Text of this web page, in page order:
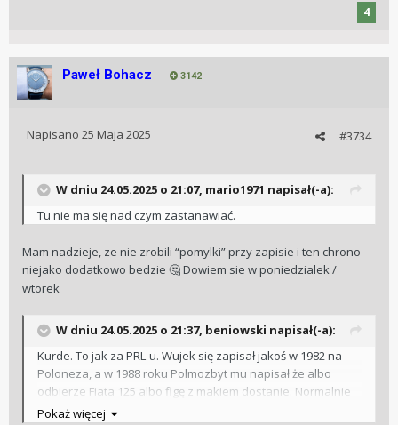
4
Paweł Bohacz 3142
#3734
Napisano 25 Maja 2025
W dniu 24.05.2025 o 21:07, mario1971 napisał(-a):
Tu nie ma się nad czym zastanawiać.
Mam nadzieje, ze nie zrobili “pomylki” przy zapisie i ten chrono
niejako dodatkowo bedzie 🤔 Dowiem sie w poniedzialek /
wtorek
W dniu 24.05.2025 o 21:37, beniowski napisał(-a):
Kurde. To jak za PRL-u. Wujek się zapisał jakoś w 1982 na
Poloneza, a w 1988 roku Polmozbyt mu napisał że albo
odbierze Fiata 125 albo figę z makiem dostanie. Normalnie
deja vu.
Pokaż więcej